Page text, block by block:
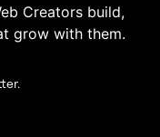
Creators build,
grow with them.